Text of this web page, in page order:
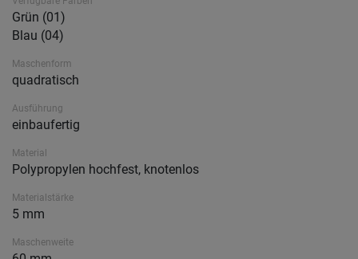
Grün (01)
Blau (04)
Maschenform
quadratisch
Ausführung
einbaufertig
Material
Polypropylen hochfest, knotenlos
Materialstärke
5 mm
Maschenweite